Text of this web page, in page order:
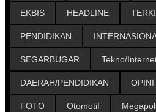
EKBIS HEADLINE
PENDIDIKAN
SEGARBUGAR Tekno/
DAERAH/PENDIDIKAN OPINI
FOTO Otomotif